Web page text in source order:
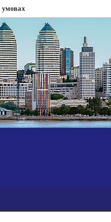
умовах
ЗМІ
збагатився під час війни — ЗМІ
ситуацію на фронті
Сирського